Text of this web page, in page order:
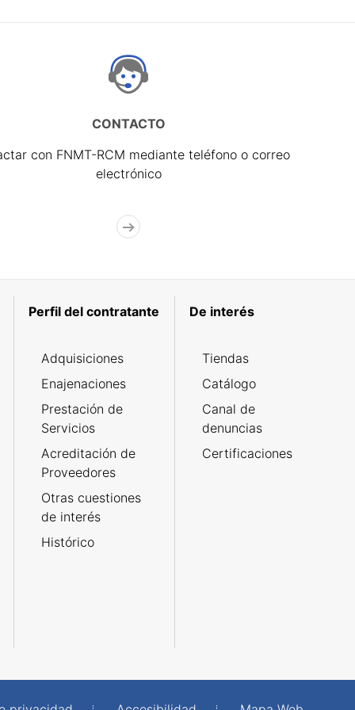
CONTACTO
con FNMT-RCM mediante teléfono o correo
electrónico
Perfil del contratante
Adquisiciones
Enajenaciones
Prestación de
Servicios
Acreditación de
Proveedores
Otras cuestiones
de interés
Histórico
De interés
Tiendas
Catálogo
Canal de
denuncias
Certificaciones